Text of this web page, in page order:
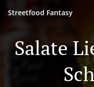
Streetfood Fantasy
Salate